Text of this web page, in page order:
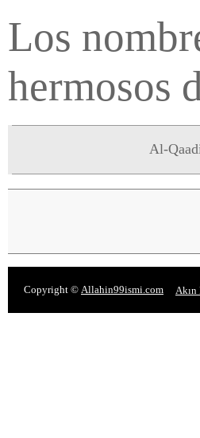
Los
hermosos
Al-
Copyright © Allahin99ismi.com Akın